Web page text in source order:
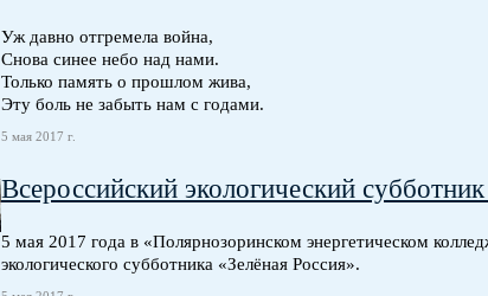
Уж давно отгремела война,
Снова синее небо над нами.
Только память о прошлом жива,
Эту боль не забыть нам с годами.
5 мая 2017 г.
Всероссийский экологический
5 мая 2017 года в «Полярнозоринском энергетическом
экологического субботника «Зелёная Россия».